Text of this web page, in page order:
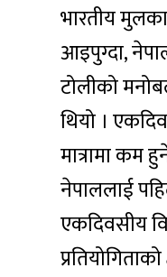
भारतीय
आइपुग्दा,
टोलीको
थियो ।
मात्रामा कम
नेपाललाई
एकदिवसीय